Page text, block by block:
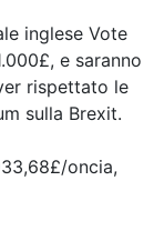
inglese Vote
e saranno
rispettato le
sulla Brexit.
oncia,